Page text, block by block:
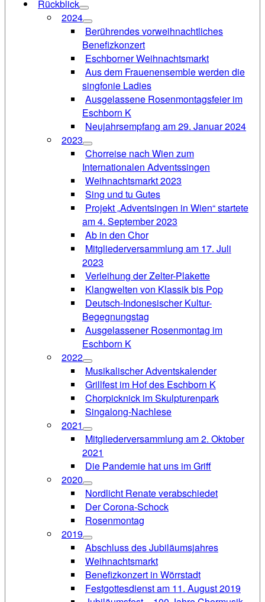
Rückblick
2024
Berührendes vorweihnachtliches
Benefizkonzert
Eschborner Weihnachtsmarkt
Aus dem Frauenensemble werden die
singfonie Ladies
Ausgelassene Rosenmontagsfeier im
Eschborn K
Neujahrsempfang am 29. Januar 2024
2023
Chorreise nach Wien zum
Internationalen Adventssingen
Weihnachtsmarkt 2023
Sing und tu Gutes
Projekt „Adventsingen in Wien“ startete
am 4. September 2023
Ab in den Chor
Mitgliederversammlung am 17. Juli
2023
Verleihung der Zelter-Plakette
Klangwelten von Klassik bis Pop
Deutsch-Indonesischer Kultur-
Begegnungstag
Ausgelassener Rosenmontag im
Eschborn K
2022
Musikalischer Adventskalender
Grillfest im Hof des Eschborn K
Chorpicknick im Skulpturenpark
Singalong-Nachlese
2021
Mitgliederversammlung am 2. Oktober
2021
Die Pandemie hat uns im Griff
2020
Nordlicht Renate verabschiedet
Der Corona-Schock
Rosenmontag
2019
Abschluss des Jubiläumsjahres
Weihnachtsmarkt
Benefizkonzert in Wörrstadt
Festgottesdienst am 11. August 2019